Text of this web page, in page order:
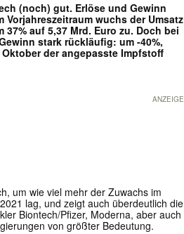
(noch) gut. Erlöse und Gewinn
wuchs der Umsatz
auf 5,37 Mrd. Euro zu. Doch bei
stark rückläufig: um -40%,
der angepasste Impfstoff
ANZEIGE
um wie viel mehr der Zuwachs im
lag, und zeigt auch überdeutlich die
Biontech/Pfizer, Moderna, aber auch
von größter Bedeutung.